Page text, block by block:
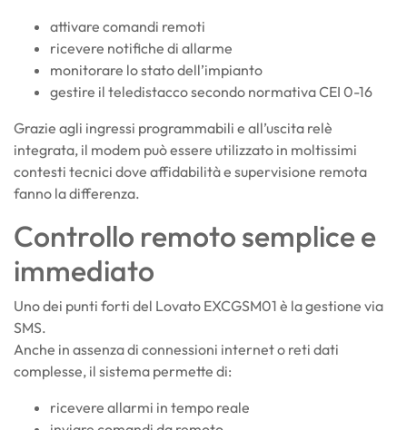
attivare comandi remoti
ricevere notifiche di allarme
monitorare lo stato dell’impianto
gestire il teledistacco secondo normativa CEI 0-16
Grazie agli ingressi programmabili e all’uscita relè
integrata, il modem può essere utilizzato in moltissimi
contesti tecnici dove affidabilità e supervisione remota
fanno la differenza.
Controllo remoto semplice e
immediato
Uno dei punti forti del Lovato EXCGSM01 è la gestione via
SMS.
Anche in assenza di connessioni internet o reti dati
complesse, il sistema permette di:
ricevere allarmi in tempo reale